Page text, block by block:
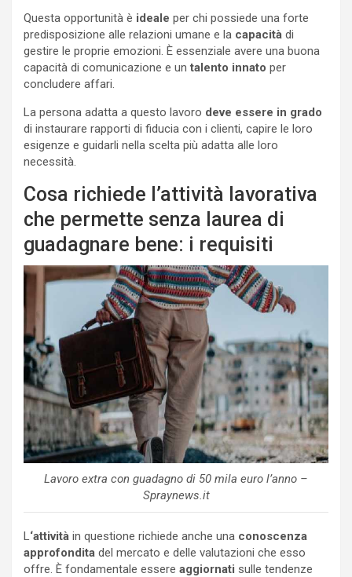
Questa opportunità è ideale per chi possiede una forte
predisposizione alle relazioni umane e la capacità di
gestire le proprie emozioni. È essenziale avere una buona
capacità di comunicazione e untalento innato per
concludere affari.
La persona adatta a questo lavoro deve essere in grado
di instaurare rapporti di fiducia con i clienti, capire le loro
esigenze e guidarli nella scelta più adatta alle loro
necessità.
Cosa richiede l’attività lavorativa
che permette senza laurea di
guadagnare bene: i requisiti
Lavoro extra con guadagno di 50 mila euro l’anno –
Spraynews.it
L‘attività in questione richiede anche una conoscenza
approfondita del mercato e delle valutazioni che esso
offre. È fondamentale essere aggiornati sulle tendenze